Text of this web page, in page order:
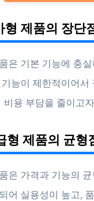
형 제품의 장단
은 기본 기능에 충
능이 제한적이어서
비용 부담을 줄이고
형 제품의 균형
은 가격과 기능의
어 실용성이 높고,